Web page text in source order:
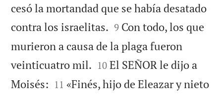
cesó la mortandad que se había desatado
contra los israelitas. 

9 Con todo, los que
murieron a causa de la plaga fueron
veinticuatro mil. 

10 El SEÑOR le dijo a
Moisés: 

11 «Finés, hijo de Eleazar y nieto